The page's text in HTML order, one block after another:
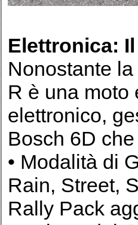
Elettronica:
Nonostante
R è una moto
elettronico,
Bosch 6D
• Modalità di
Rain, Street,
Rally Pack